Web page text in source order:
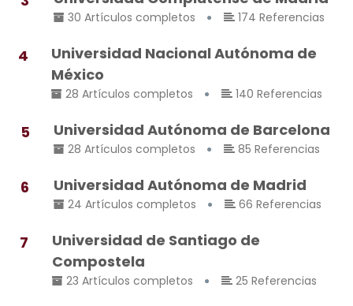
30 Artículos completos 174 Referencias
4
Universidad Nacional Autónoma de
México
28 Artículos completos 140 Referencias
5 Universidad Autónoma de Barcelona
28 Artículos completos 85 Referencias
6 Universidad Autónoma de Madrid
24 Artículos completos 66 Referencias
7
Universidad de Santiago de
Compostela
23 Artículos completos 25 Referencias